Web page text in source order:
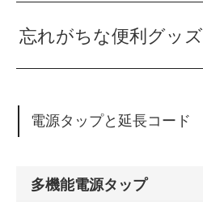
忘れがちな便利グッズ
電源タップと延長コード
多機能電源タップ